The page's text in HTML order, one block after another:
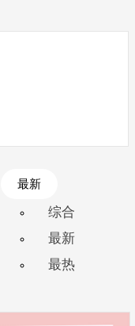
最新
综合
最新
最热